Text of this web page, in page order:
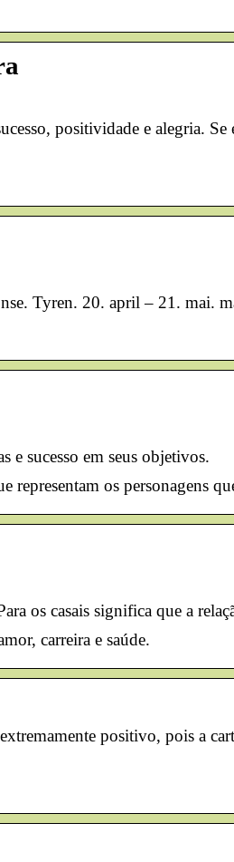
positividade e alegria. Se
Tyren. 20. april – 21. mai.
sucesso em seus objetivos.
os personagens
os casais significa que a
carreira e saúde.
positivo, pois a